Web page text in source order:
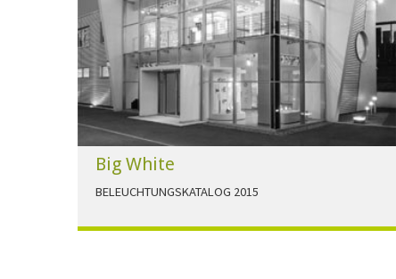
Big White
BELEUCHTUNGSKATALOG 2015